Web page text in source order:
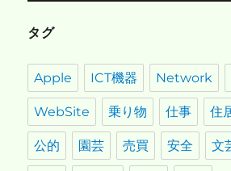
タグ
Apple ICT機器 Network
WebSite 乗り物 仕事 住
公的 園芸 売買 安全 文